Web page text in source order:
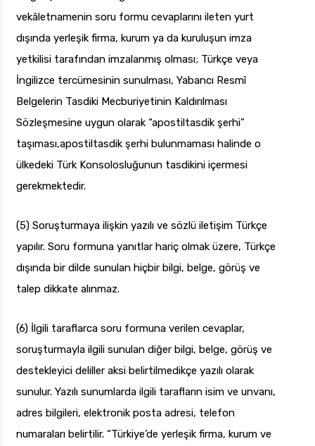
vekâletnamenin soru formu cevaplarını ileten yurt
dışında yerleşik firma, kurum ya da kuruluşun imza
yetkilisi tarafından imzalanmış olması; Türkçe veya
İngilizce tercümesinin sunulması, Yabancı Resmî
Belgelerin Tasdiki Mecburiyetinin Kaldırılması
Sözleşmesine uygun olarak “apostiltasdik şerhi”
taşıması,apostiltasdik şerhi bulunmaması halinde o
ülkedeki Türk Konsolosluğunun tasdikini içermesi
gerekmektedir.
(5) Soruşturmaya ilişkin yazılı ve sözlü iletişim Türkçe
yapılır. Soru formuna yanıtlar hariç olmak üzere, Türkçe
dışında bir dilde sunulan hiçbir bilgi, belge, görüş ve
talep dikkate alınmaz.
(6) İlgili taraflarca soru formuna verilen cevaplar,
soruşturmayla ilgili sunulan diğer bilgi, belge, görüş ve
destekleyici deliller aksi belirtilmedikçe yazılı olarak
sunulur. Yazılı sunumlarda ilgili tarafların isim ve unvanı,
adres bilgileri, elektronik posta adresi, telefon
numaraları belirtilir. “Türkiye’de yerleşik firma, kurum ve